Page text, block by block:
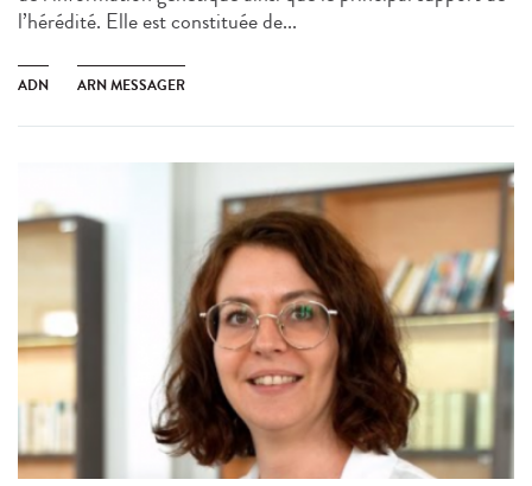
l’hérédité. Elle est constituée de...
ADN ARN MESSAGER